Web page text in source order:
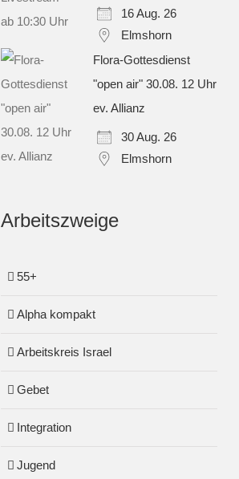
16 Aug. 26
Elmshorn
Flora-Gottesdienst
"open air" 30.08. 12 Uhr
ev. Allianz
30 Aug. 26
Elmshorn
Arbeitszweige
55+
Alpha kompakt
Arbeitskreis Israel
Gebet
Integration
Jugend